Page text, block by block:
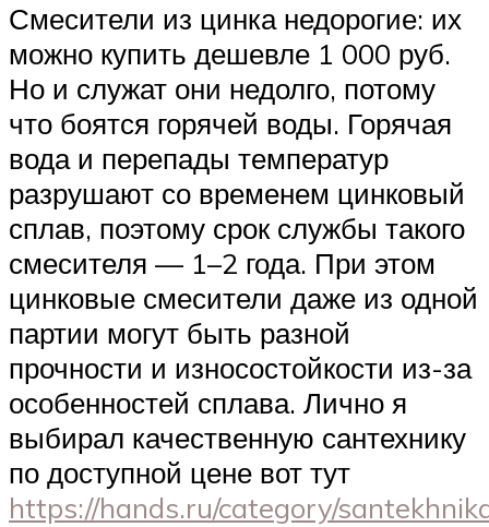
Смесители из цинка недорогие: их
можно купить дешевле 1 000 руб.
Но и служат они недолго, потому
что боятся горячей воды. Горячая
вода и перепады температур
разрушают со временем цинковый
сплав, поэтому срок службы такого
смесителя — 1–2 года. При этом
цинковые смесители даже из одной
партии могут быть разной
прочности и износостойкости из-за
особенностей сплава. Лично я
выбирал качественную сантехнику
по доступной цене вот тут
https://hands.ru/category/